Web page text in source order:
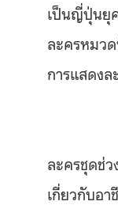
เป็นญี่ปุ่นยุ
ละครหมว
การแสดงล
ละครชุดช่ว
เกี่ยวกับอ